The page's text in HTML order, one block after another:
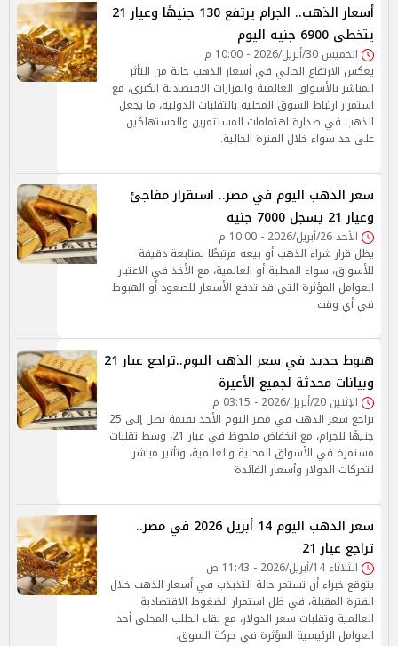
أسعار الذهب.. الجرام يرتفع 130 جنيهًا وعيار 21
يتخطى 6900 جنيه اليوم
الخميس 30/أبريل/2026 - 10:00 م
يعكس الارتفاع الحالي في أسعار الذهب حالة من التأثر
المباشر بالأسواق العالمية والقرارات الاقتصادية الكبرى، مع
استمرار ارتباط السوق المحلية بالتقلبات الدولية، ما يجعل
الذهب في صدارة اهتمامات المستثمرين والمستهلكين
على حد سواء خلال الفترة الحالية.
سعر الذهب اليوم في مصر.. استقرار مفاجئ
وعيار 21 يسجل 7000 جنيه
الأحد 26/أبريل/2026 - 10:00 م
يظل قرار شراء الذهب أو بيعه مرتبطًا بمتابعة دقيقة
للأسواق، سواء المحلية أو العالمية، مع الأخذ في الاعتبار
العوامل المؤثرة التي قد تدفع الأسعار للصعود أو الهبوط
في أي وقت
هبوط جديد في سعر الذهب اليوم..تراجع عيار 21
وبيانات محدثة لجميع الأعيرة
الإثنين 20/أبريل/2026 - 03:15 م
تراجع سعر الذهب في مصر اليوم الأحد بقيمة تصل إلى 25
جنيهًا للجرام، مع انخفاض ملحوظ في عيار 21، وسط تقلبات
مستمرة في الأسواق المحلية والعالمية، وتأثير مباشر
لتحركات الدولار وأسعار الفائدة
سعر الذهب اليوم 14 أبريل 2026 في مصر..
تراجع عيار 21
الثلاثاء 14/أبريل/2026 - 11:43 ص
يتوقع خبراء أن تستمر حالة التذبذب في أسعار الذهب خلال
الفترة المقبلة، في ظل استمرار الضغوط الاقتصادية
العالمية وتقلبات سعر الدولار، مع بقاء الطلب المحلي أحد
العوامل الرئيسية المؤثرة في حركة السوق.